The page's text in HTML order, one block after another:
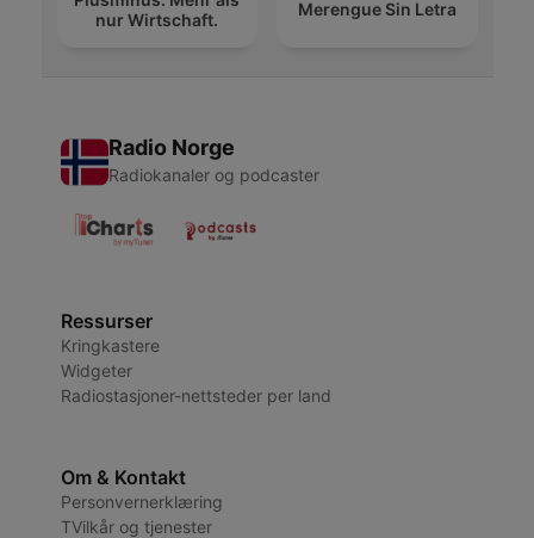
nur Wirtschaft.
Merengue Sin Letra
Radio Norge
Radiokanaler og podcaster
Ressurser
Kringkastere
Widgeter
Radiostasjoner-nettsteder per land
Om & Kontakt
Personvernerklæring
TVilkår og tjenester